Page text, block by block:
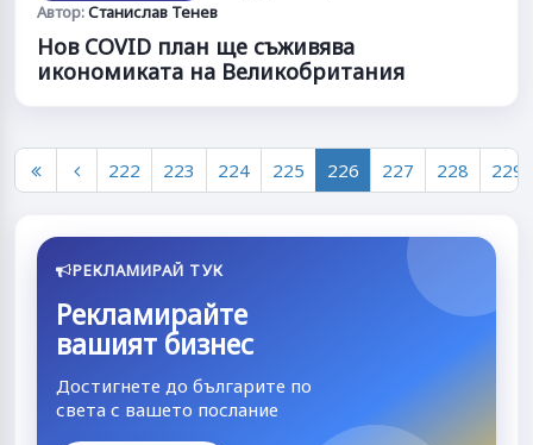
Автор:Станислав Тенев
Нов COVID план ще съживява
икономиката на Великобритания
222 223 224 225 226 227 228 229
РЕКЛАМИРАЙ ТУК
Рекламирайте
вашият бизнес
Достигнете до българите по
света с вашето послание